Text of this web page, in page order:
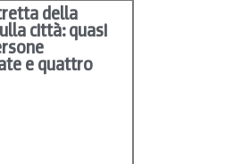
della
città: quasi
e quattro